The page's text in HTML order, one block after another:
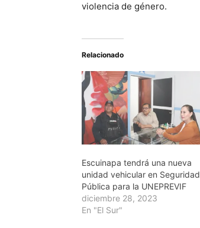
violencia de género.
Relacionado
Escuinapa tendrá una nueva
unidad vehicular en Seguridad
Pública para la UNEPREVIF
diciembre 28, 2023
En "El Sur"